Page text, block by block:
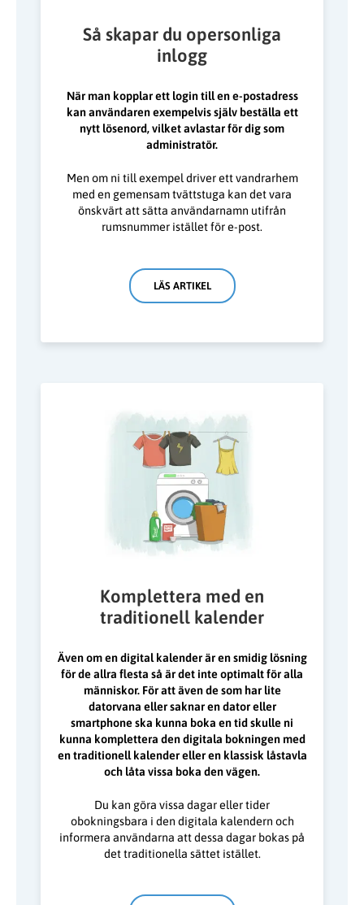
Så skapar du opersonliga
inlogg
När man kopplar ett login till en e-postadress
kan användaren exempelvis själv beställa ett
nytt lösenord, vilket avlastar för dig som
administratör.
Men om ni till exempel driver ett vandrarhem
med en gemensam tvättstuga kan det vara
önskvärt att sätta användarnamn utifrån
rumsnummer istället för e-post.
LÄS ARTIKEL
Komplettera med en
traditionell kalender
Även om en digital kalender är en smidig lösning
för de allra flesta så är det inte optimalt för alla
människor. För att även de som har lite
datorvana eller saknar en dator eller
smartphone ska kunna boka en tid skulle ni
kunna komplettera den digitala bokningen med
en traditionell kalender eller en klassisk låstavla
och låta vissa boka den vägen.
Du kan göra vissa dagar eller tider
obokningsbara i den digitala kalendern och
informera användarna att dessa dagar bokas på
det traditionella sättet istället.